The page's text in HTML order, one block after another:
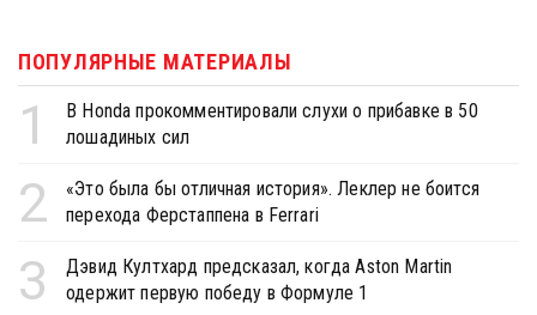
ПОПУЛЯРНЫЕ МАТЕРИАЛЫ
1
В Honda прокомментировали слухи о прибавке в 50
лошадиных сил
2
«Это была бы отличная история». Леклер не боится
перехода Ферстаппена в Ferrari
3
Дэвид Култхард предсказал, когда Aston Martin
одержит первую победу в Формуле 1